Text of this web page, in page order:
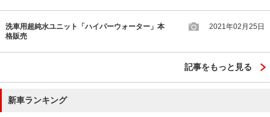
洗車用超純水ユニット「ハイパーウォーター」本
格販売
2021年02月25日
記事をもっと見る
新車ランキング